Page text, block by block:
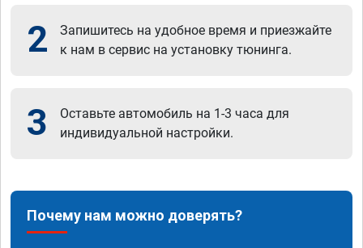
2
Запишитесь на удобное время и приезжайте
к нам в сервис на установку тюнинга.
3
Оставьте автомобиль на 1-3 часа для
индивидуальной настройки.
Почему нам можно доверять?